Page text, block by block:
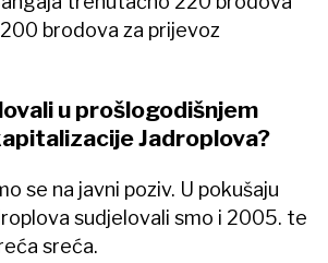
brodova za prijevoz
u prošlogodišnjem
Jadroplova?
se na javni poziv. U pokušaju
sudjelovali smo i 2005. te
sreća.